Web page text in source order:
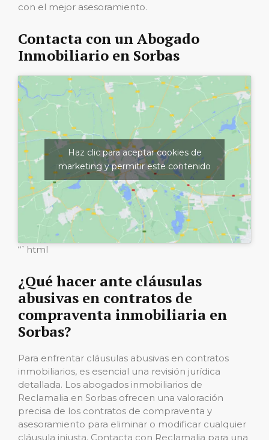
con el mejor asesoramiento.
Contacta con un Abogado
Inmobiliario en Sorbas
Haz clic para aceptar cookies de
marketing y permitir este contenido
“`html
¿Qué hacer ante cláusulas
abusivas en contratos de
compraventa inmobiliaria en
Sorbas?
Para enfrentar cláusulas abusivas en contratos
inmobiliarios, es esencial una revisión jurídica
detallada. Los abogados inmobiliarios de
Reclamalia en Sorbas ofrecen una valoración
precisa de los contratos de compraventa y
asesoramiento para eliminar o modificar cualquier
cláusula injusta. Contacta con Reclamalia para una